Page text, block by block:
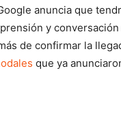
anuncia que
y
de confirmar la
que ya